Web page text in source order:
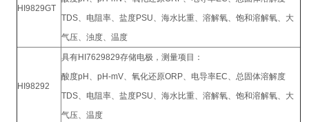
HI9829GT
TDS、电阻率、盐度PSU、海水比重、溶解氧、饱和溶解氧、大
气压、浊度、温度
HI98292
具有HI7629829存储电极，测量项目：
酸度pH、pH-mV、氧化还原ORP、电导率EC、总固体溶解度
TDS、电阻率、盐度PSU、海水比重、溶解氧、饱和溶解氧、大
气压、温度